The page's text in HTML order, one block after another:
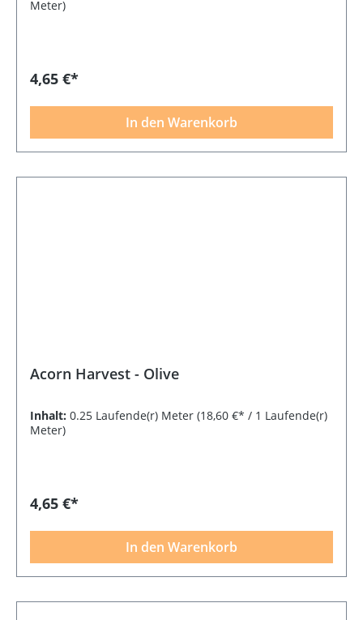
Meter)
4,65 €*
In den Warenkorb
Acorn Harvest - Olive
Inhalt: 0.25 Laufende(r) Meter (18,60 €* / 1 Laufende(r)
Meter)
4,65 €*
In den Warenkorb